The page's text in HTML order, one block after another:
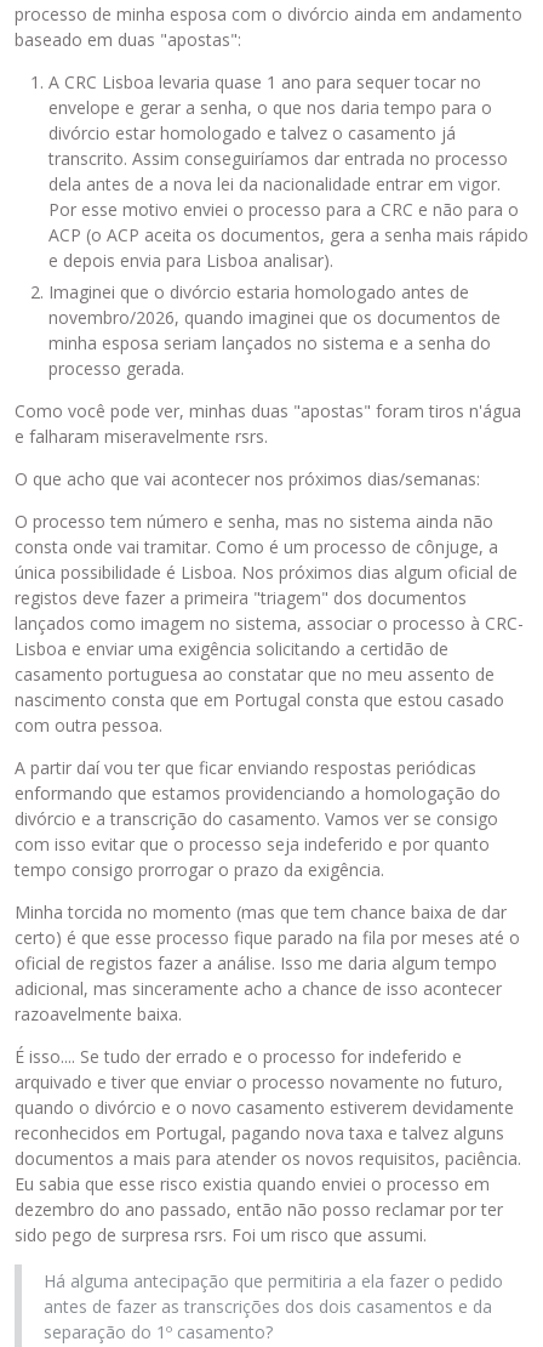
processo de minha esposa com o divórcio ainda em andamento
baseado em duas "apostas":
A CRC Lisboa levaria quase 1 ano para sequer tocar no
envelope e gerar a senha, o que nos daria tempo para o
divórcio estar homologado e talvez o casamento já
transcrito. Assim conseguiríamos dar entrada no processo
dela antes de a nova lei da nacionalidade entrar em vigor.
Por esse motivo enviei o processo para a CRC e não para o
ACP (o ACP aceita os documentos, gera a senha mais rápido
e depois envia para Lisboa analisar).
Imaginei que o divórcio estaria homologado antes de
novembro/2026, quando imaginei que os documentos de
minha esposa seriam lançados no sistema e a senha do
processo gerada.
Como você pode ver, minhas duas "apostas" foram tiros n'água
e falharam miseravelmente rsrs.
O que acho que vai acontecer nos próximos dias/semanas:
O processo tem número e senha, mas no sistema ainda não
consta onde vai tramitar. Como é um processo de cônjuge, a
única possibilidade é Lisboa. Nos próximos dias algum oficial de
registos deve fazer a primeira "triagem" dos documentos
lançados como imagem no sistema, associar o processo à CRC-
Lisboa e enviar uma exigência solicitando a certidão de
casamento portuguesa ao constatar que no meu assento de
nascimento consta que em Portugal consta que estou casado
com outra pessoa.
A partir daí vou ter que ficar enviando respostas periódicas
enformando que estamos providenciando a homologação do
divórcio e a transcrição do casamento. Vamos ver se consigo
com isso evitar que o processo seja indeferido e por quanto
tempo consigo prorrogar o prazo da exigência.
Minha torcida no momento (mas que tem chance baixa de dar
certo) é que esse processo fique parado na fila por meses até o
oficial de registos fazer a análise. Isso me daria algum tempo
adicional, mas sinceramente acho a chance de isso acontecer
razoavelmente baixa.
É isso.... Se tudo der errado e o processo for indeferido e
arquivado e tiver que enviar o processo novamente no futuro,
quando o divórcio e o novo casamento estiverem devidamente
reconhecidos em Portugal, pagando nova taxa e talvez alguns
documentos a mais para atender os novos requisitos, paciência.
Eu sabia que esse risco existia quando enviei o processo em
dezembro do ano passado, então não posso reclamar por ter
sido pego de surpresa rsrs. Foi um risco que assumi.
Há alguma antecipação que permitiria a ela fazer o pedido
antes de fazer as transcrições dos dois casamentos e da
separação do 1º casamento?